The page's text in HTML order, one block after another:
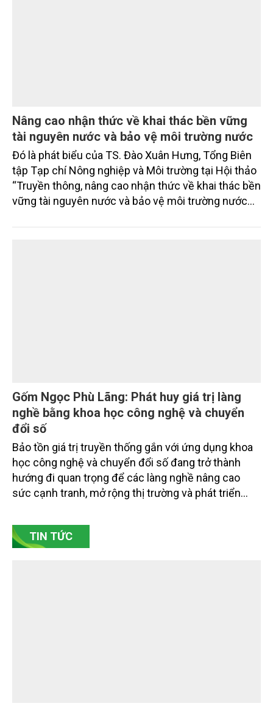
Nâng cao nhận thức về khai thác bền vững
tài nguyên nước và bảo vệ môi trường nước
Đó là phát biểu của TS. Đào Xuân Hưng, Tổng Biên
tập Tạp chí Nông nghiệp và Môi trường tại Hội thảo
“Truyền thông, nâng cao nhận thức về khai thác bền
vững tài nguyên nước và bảo vệ môi trường nước
trường phối hợp với Sở Nông nghiệp và Môi trường
Gốm Ngọc Phù Lãng: Phát huy giá trị làng
nghề bằng khoa học công nghệ và chuyển
đổi số
Bảo tồn giá trị truyền thống gắn với ứng dụng khoa
học công nghệ và chuyển đổi số đang trở thành
hướng đi quan trọng để các làng nghề nâng cao
sức cạnh tranh, mở rộng thị trường và phát triển
Bắc Ninh, nhiều nghệ nhân và cơ sở sản xuất đã
chủ động đổi mới tư duy, đầu tư công nghệ, xây
TIN TỨC